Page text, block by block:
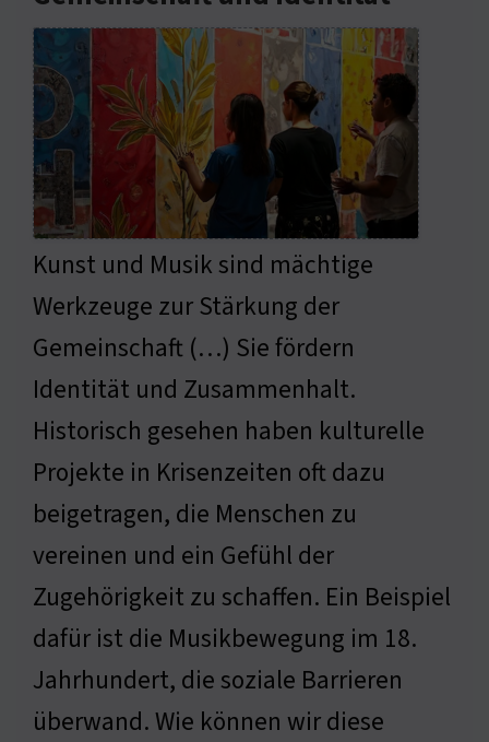
Kunst und Musik sind mächtige
Werkzeuge zur Stärkung der
Gemeinschaft (…) Sie fördern
Identität und Zusammenhalt.
Historisch gesehen haben kulturelle
Projekte in Krisenzeiten oft dazu
beigetragen, die Menschen zu
vereinen und ein Gefühl der
Zugehörigkeit zu schaffen. Ein Beispiel
dafür ist die Musikbewegung im 18.
Jahrhundert, die soziale Barrieren
überwand. Wie können wir diese